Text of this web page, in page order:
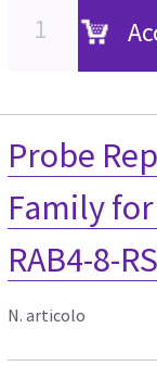
Probe
Family
RAB4-8-RS
N. articolo